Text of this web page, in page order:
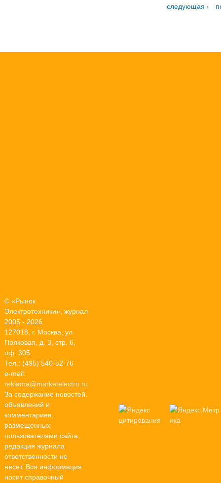
следующая ›
© «Рынок
Электротехники», журнал
2005 - 2026
127018, г. Москва, ул.
Полковая, д. 3, стр. 6,
оф. 305
Тел.: (495) 540-52-76
e-mail:
reklama@marketelectro.ru
За содержание новостей,
объявлений и
комментариев,
размещенных
пользователями сайта,
редакция журнала
ответственности не
несет. Вся информация
носит справочный